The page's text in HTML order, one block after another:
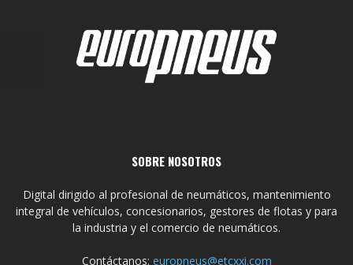
SOBRE NOSOTROS
Digital dirigido al profesional de neumáticos, mantenimiento
integral de vehículos, concesionarios, gestores de flotas y para
la industria y el comercio de neumáticos.
Contáctanos: europneus@etcxxi.com